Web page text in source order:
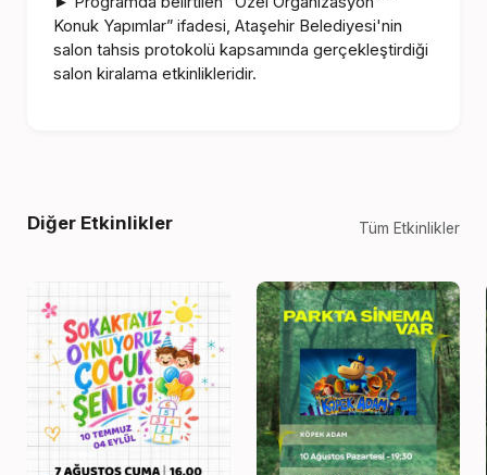
Konuk Yapımlar” ifadesi, Ataşehir Belediyesi'nin
salon tahsis protokolü kapsamında gerçekleştirdiği
salon kiralama etkinlikleridir.
Diğer Etkinlikler Tüm Etkinlikler